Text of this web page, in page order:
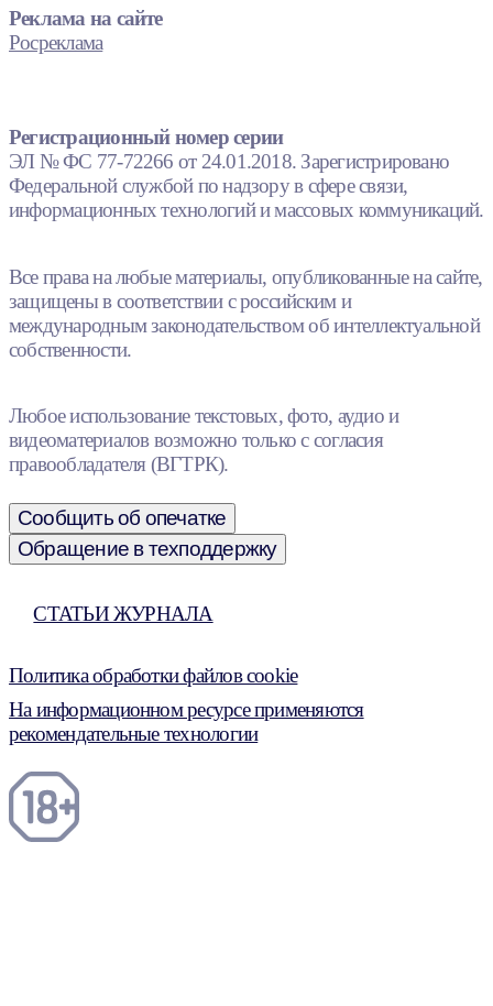
Реклама на сайте
Росреклама
Регистрационный номер серии
ЭЛ № ФС 77-72266 от 24.01.2018. Зарегистрировано
Федеральной службой по надзору в сфере связи,
информационных технологий и массовых коммуникаций.
Все права на любые материалы, опубликованные на сайте,
защищены в соответствии с российским и
международным законодательством об интеллектуальной
собственности.
Любое использование текстовых, фото, аудио и
видеоматериалов возможно только с согласия
правообладателя (ВГТРК).
Сообщить об опечатке
Обращение в техподдержку
СТАТЬИ ЖУРНАЛА
Политика обработки файлов cookie
На информационном ресурсе применяются
рекомендательные технологии